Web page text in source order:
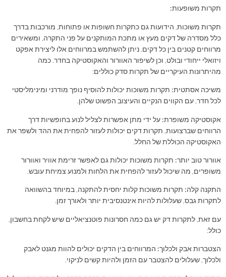
תקרות משופעות:
תקרות משוכות, הידועות גם כתקרות חשופות או פתוחות, מורכבות בדרך
כלל מסדרה של דקים מעץ או מתכת המותקנים על פני התקרה, ומשאירים
מרווחים קטנים בין כל דקים. ניתן להשתמש במרווחים אלו ליצירת אפקט
ויזואלי ייחודי ובולט, וכן לשיפור האוורור והאקוסטיקה בחדר. כמה
מהיתרונות העיקריים של תקרות סדק כוללים:
משיכה אסתטית: תקרות משוכות יכולות להוסיף נופך מודרני ומינימליסטי
לכל חדר, עם הקווים הנקיים והעיצוב הפשוט שלהן.
אקוסטיקה משופרת: על ידי מתן אפשרות לצליל לנוע בחופשיות דרך
הרווחים שברצועות, תקרות דקים יכולות לעזור להפחית את ההד ולשפר את
האקוסטיקה הכוללת של החלל.
אוורור טוב יותר: תקרות משוכות יכולות גם לאפשר זרימת אוויר ואוורור
משופרים, מה שיכול לעזור להפחית את הלחות ולמנוע צמיחת עובש.
התקנה קלה: תקרות משוכות קלות יחסית להתקנה, במיוחד בהשוואה
לתקרות גבס, שעלולות להיות אינטנסיבית יותר ולאורך זמן.
עם זאת, לתקרות דק יש גם כמה חסרונות פוטנציאליים שיש לקחת בחשבון,
כולל:
הצטברות אבק ולכלוך: המרווחים בין הדקים יכולים להוות מגנט לאבק
ולכלוך, שעלולים להצטבר עם הזמן ולהיות קשים לניקוי.